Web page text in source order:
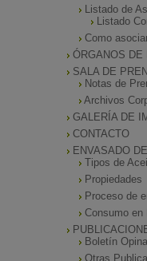
Listado de
Listado
Como
ÓRGANOS DE
SALA DE
Notas de
Archivos
GALERÍA DE
CONTACTO
ENVASADO
Tipos de
Propiedades
Proceso de
Consumo en
Boletín Opina
Otras